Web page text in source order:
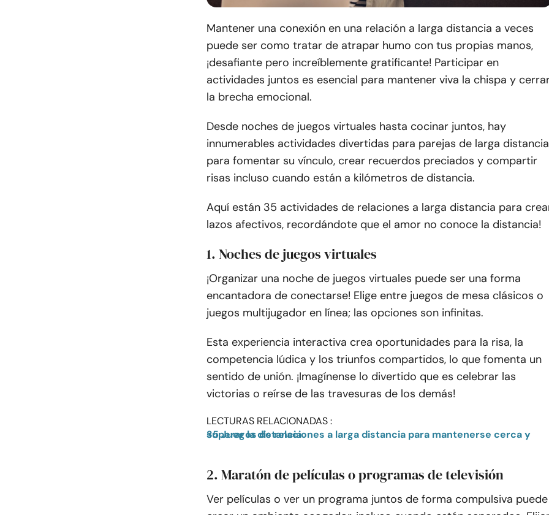
Mantener una conexión en una relación a larga distancia a veces
puede ser como tratar de atrapar humo con tus propias manos,
¡desafiante pero increíblemente gratificante! Participar en
actividades juntos es esencial para mantener viva la chispa y
la brecha emocional.
Desde noches de juegos virtuales hasta cocinar juntos, hay
innumerables actividades divertidas para parejas de larga distancia
para fomentar su vínculo, crear recuerdos preciados y compartir
risas incluso cuando están a kilómetros de distancia.
Aquí están 35 actividades de relaciones a larga distancia para
lazos afectivos, recordándote que el amor no conoce la distancia!
1. Noches de juegos virtuales
¡Organizar una noche de juegos virtuales puede ser una forma
encantadora de conectarse! Elige entre juegos de mesa clásicos o
juegos multijugador en línea; las opciones son infinitas.
Esta experiencia interactiva crea oportunidades para la risa, la
competencia lúdica y los triunfos compartidos, lo que fomenta un
sentido de unión. ¡Imagínense lo divertido que es celebrar las
victorias o reírse de las travesuras de los demás!
LECTURAS RELACIONADAS :
35 Juegos de relaciones a larga distancia para mantenerse cerca y superar la distancia
2. Maratón de películas o programas de televisión
Ver películas o ver un programa juntos de forma compulsiva puede